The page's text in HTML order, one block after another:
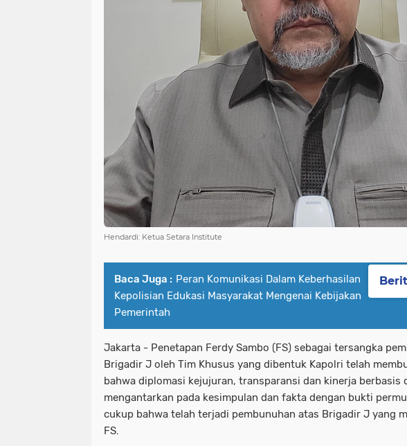
Hendardi: Ketua Setara Institute
Baca Juga : Peran Komunikasi Dalam Keberhasilan
Kepolisian Edukasi Masyarakat Mengenai Kebijakan
Pemerintah
Jakarta - Penetapan Ferdy Sambo (FS) sebagai tersangka
Brigadir J oleh Tim Khusus yang dibentuk Kapolri telah
bahwa diplomasi kejujuran, transparansi dan kinerja berbasis
mengantarkan pada kesimpulan dan fakta dengan bukti
cukup bahwa telah terjadi pembunuhan atas Brigadir J yang
FS.